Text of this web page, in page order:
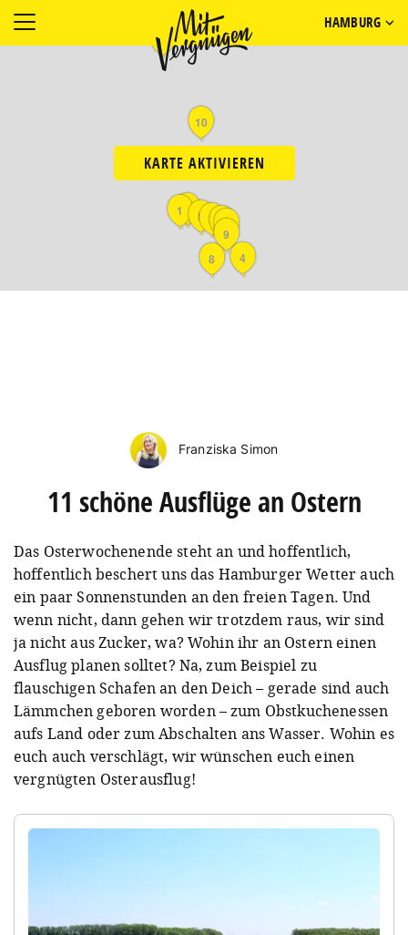
HAMBURG
KARTE AKTIVIEREN
5 3 2
7
8
10
4
1 6
11
9
Franziska Simon
11 schöne Ausflüge an Ostern
Das Osterwochenende steht an und hoffentlich,
hoffentlich beschert uns das Hamburger Wetter auch
ein paar Sonnenstunden an den freien Tagen. Und
wenn nicht, dann gehen wir trotzdem raus, wir sind
ja nicht aus Zucker, wa? Wohin ihr an Ostern einen
Ausflug planen solltet? Na, zum Beispiel zu
flauschigen Schafen an den Deich – gerade sind auch
Lämmchen geboren worden – zum Obstkuchenessen
aufs Land oder zum Abschalten ans Wasser. Wohin es
euch auch verschlägt, wir wünschen euch einen
vergnügten Osterausflug!